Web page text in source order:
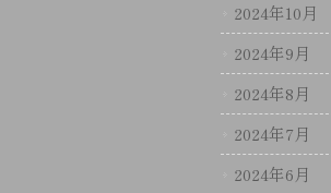
2024年10月
2024年9月
2024年8月
2024年7月
2024年6月